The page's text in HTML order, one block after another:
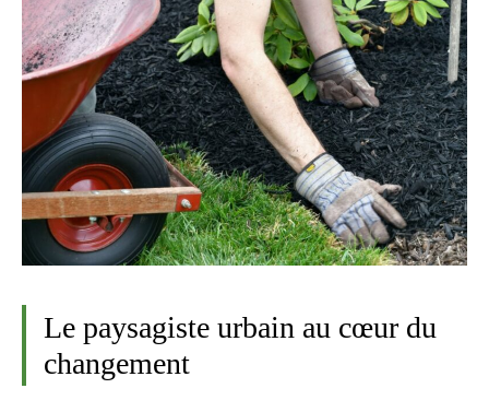
Le paysagiste urbain au cœur du
changement